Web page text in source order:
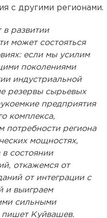
с другими регионами.
развитии
может состояться
если мы усилим
поколениями
индустриальной
резервы сырьевых
предприятия
комплекса,
потребности региона
мощностях,
состоянии
откажемся от
от интеграции с
и выиграем
сильными
пишет Куйвашев.